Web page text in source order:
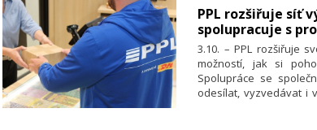
​PPL rozšiřuje síť
spolupracuje s
3.10. – PPL rozšiřuje
možností, jak si
Spolupráce se
odesílat, vyzvedávat i